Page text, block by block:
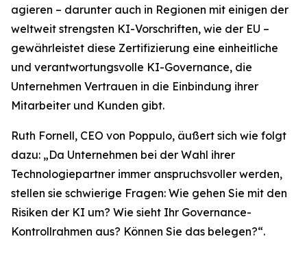
agieren – darunter auch in Regionen mit einigen der
weltweit strengsten KI-Vorschriften, wie der EU –
gewährleistet diese Zertifizierung eine einheitliche
und verantwortungsvolle KI-Governance, die
Unternehmen Vertrauen in die Einbindung ihrer
Mitarbeiter und Kunden gibt.
Ruth Fornell, CEO von Poppulo, äußert sich wie folgt
dazu: „Da Unternehmen bei der Wahl ihrer
Technologiepartner immer anspruchsvoller werden,
stellen sie schwierige Fragen: Wie gehen Sie mit den
Risiken der KI um? Wie sieht Ihr Governance-
Kontrollrahmen aus? Können Sie das belegen?“.